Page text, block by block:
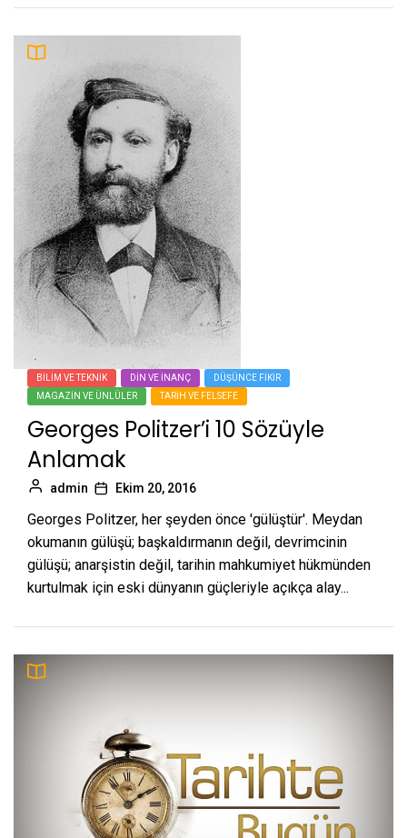
BILIM VE TEKNIK DIN VE İNANÇ
DÜŞÜNCE FIKIR
MAGAZIN VE ÜNLÜLER
TARIH VE FELSEFE
Georges Politzer’i 10 Sözüyle
Anlamak
admin Ekim 20, 2016
Georges Politzer, her şeyden önce 'gülüştür'. Meydan
okumanın gülüşü; başkaldırmanın değil, devrimcinin
gülüşü; anarşistin değil, tarihin mahkumiyet hükmünden
kurtulmak için eski dünyanın güçleriyle açıkça alay...